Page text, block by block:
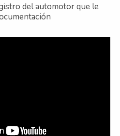
del automotor que le